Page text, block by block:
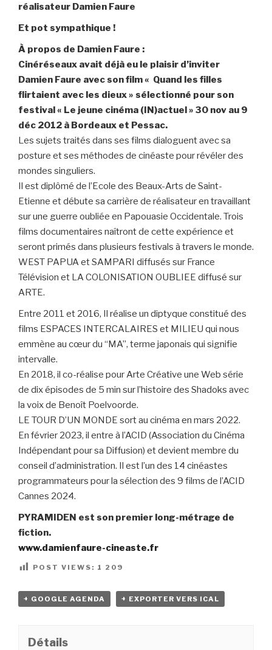
réalisateur Damien Faure
Et pot sympathique !
À propos de Damien Faure :
Cinéréseaux avait déjà eu le plaisir d’inviter
Damien Faure avec son film « Quand les filles
flirtaient avec les dieux » sélectionné pour son
festival « Le jeune cinéma (IN)actuel » 30 nov au 9
déc 2012 à Bordeaux et Pessac.
Les sujets traités dans ses films dialoguent avec sa
posture et ses méthodes de cinéaste pour révéler des
mondes singuliers.
Il est diplômé de l’Ecole des Beaux-Arts de Saint-
Etienne et débute sa carrière de réalisateur en travaillant
sur une guerre oubliée en Papouasie Occidentale. Trois
films documentaires naîtront de cette expérience et
seront primés dans plusieurs festivals à travers le monde.
WEST PAPUA et SAMPARI diffusés sur France
Télévision et LA COLONISATION OUBLIEE diffusé sur
ARTE.
Entre 2011 et 2016, Il réalise un diptyque constitué des
films ESPACES INTERCALAIRES et MILIEU qui nous
emmène au cœur du “MA”, terme japonais qui signifie
intervalle.
En 2018, il co-réalise pour Arte Créative une Web série
de dix épisodes de 5 min sur l’histoire des Shadoks avec
la voix de Benoît Poelvoorde.
LE TOUR D’UN MONDE sort au cinéma en mars 2022.
En février 2023, il entre à l’ACID (Association du Cinéma
Indépendant pour sa Diffusion) et devient membre du
conseil d’administration. Il est l’un des 14 cinéastes
programmateurs pour la sélection des 9 films de l’ACID
Cannes 2024.
PYRAMIDEN est son premier long-métrage de
fiction.
www.damienfaure-cineaste.fr
POST VIEWS: 1 209
+ GOOGLE AGENDA + EXPORTER VERS ICAL
Détails